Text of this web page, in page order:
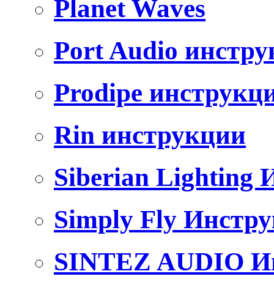
Planet Waves
Port Audio
Prodipe
Rin инструкции
Siberian Lighting
Simply Fly
SINTEZ AUDIO